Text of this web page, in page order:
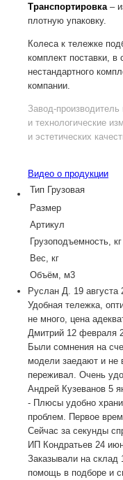
Транспортировка –
плотную упаковку.
Колеса к тележке
комплект поставки, в
нестандартного
компании.
Завод-производитель
и технологические
и эстетических
Видео о продукции
Тип Грузовая
Размер
Артикул
Грузоподъемность, кг
Вес, кг
Объём, м3
Руслан Д.
19 августа
Удобная тележка,
не много, цена
Дмитрий 12 февраля
Были сомнения на
модели заедают и не
переживал. Очень
Андрей Кузеванов 5
- Плюсы удобно
проблем. Первое
Сейчас за секунды
ИП Кондратьев 24
Заказывали на склад
помощь в подборе и